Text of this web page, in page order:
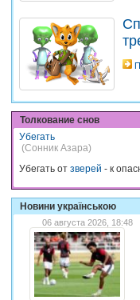
Толкование снов
Убегать
(Сонник Азара)
Убегать от зверей - к
Новини українською
06 августа 2026, 18:48